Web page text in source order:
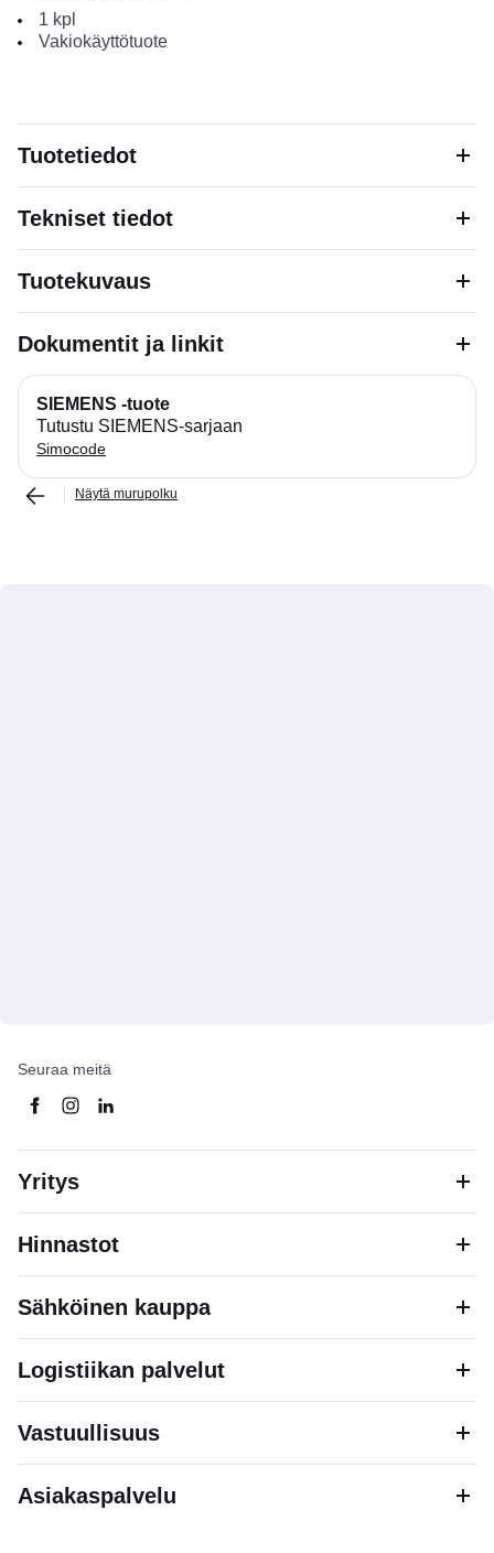
1 kpl
Vakiokäyttötuote
Tuotetiedot
Tekniset tiedot
Tuotekuvaus
Dokumentit ja linkit
SIEMENS -tuote
Tutustu SIEMENS-sarjaan
Simocode
Näytä murupolku
Seuraa meitä
Yritys
Hinnastot
Sähköinen kauppa
Logistiikan palvelut
Vastuullisuus
Asiakaspalvelu